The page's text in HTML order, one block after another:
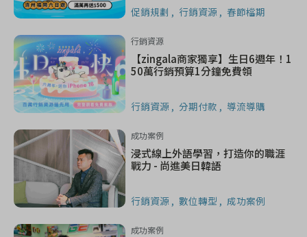
促銷規劃 行銷資源 春節檔期
行銷資源
【zingala商家獨享】生日6週年！1
50萬行銷預算1分鐘免費領
行銷資源 分期付款 導流導購
成功案例
浸式線上外語學習，打造你的職涯
戰力 - 尚進美日韓語
行銷資源 數位轉型 成功案例
成功案例